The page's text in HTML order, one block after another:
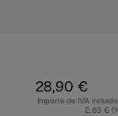
28,90 €
Importe de IVA
2,63 €